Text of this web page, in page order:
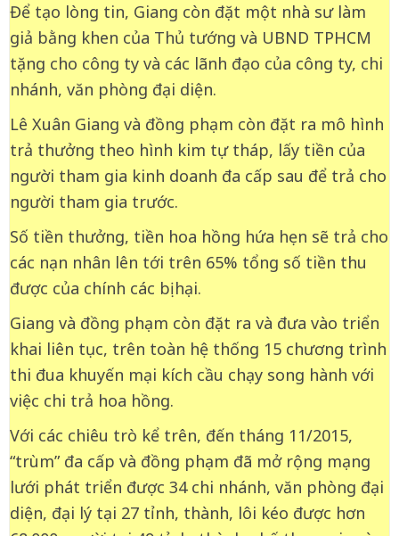
Để tạo lòng tin, Giang còn đặt một nhà sư làm
giả bằng khen của Thủ tướng và UBND TPHCM
tặng cho công ty và các lãnh đạo của công ty, chi
nhánh, văn phòng đại diện.
Lê Xuân Giang và đồng phạm còn đặt ra mô hình
trả thưởng theo hình kim tự tháp, lấy tiền của
người tham gia kinh doanh đa cấp sau để trả cho
người tham gia trước.
Số tiền thưởng, tiền hoa hồng hứa hẹn sẽ trả cho
các nạn nhân lên tới trên 65% tổng số tiền thu
được của chính các bị hại.
Giang và đồng phạm còn đặt ra và đưa vào triển
khai liên tục, trên toàn hệ thống 15 chương trình
thi đua khuyến mại kích cầu chạy song hành với
việc chi trả hoa hồng.
Với các chiêu trò kể trên, đến tháng 11/2015,
“trùm” đa cấp và đồng phạm đã mở rộng mạng
lưới phát triển được 34 chi nhánh, văn phòng đại
diện, đại lý tại 27 tỉnh, thành, lôi kéo được hơn